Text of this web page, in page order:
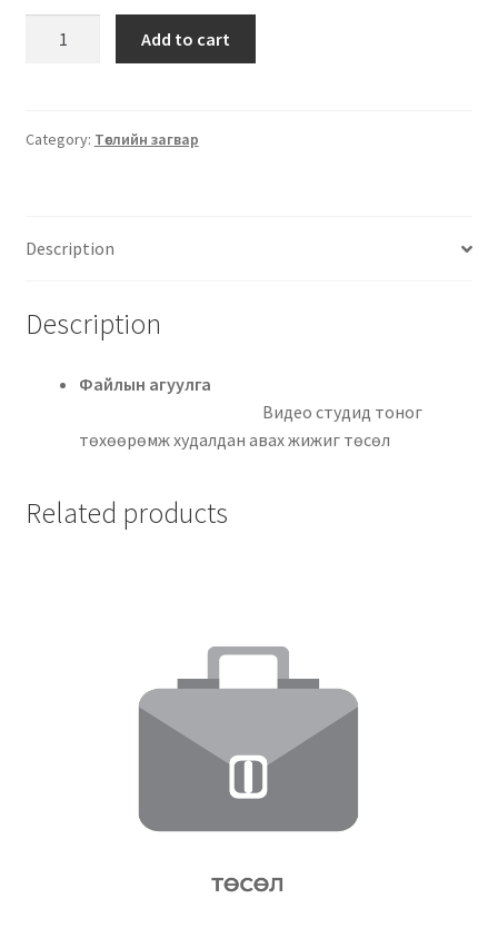
Add to cart
Category: Төслийн загвар
Description
Description
Файлын агуулга
Видео студид тоног
төхөөрөмж худалдан авах жижиг төсөл
Related products